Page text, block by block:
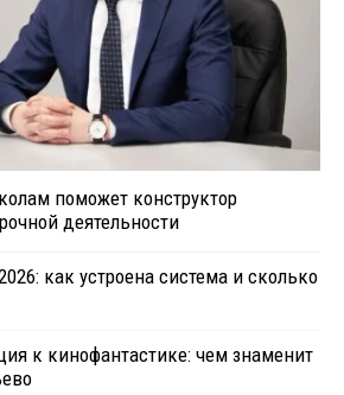
поможет конструктор
деятельности
как устроена система и сколько
к кинофантастике: чем знаменит